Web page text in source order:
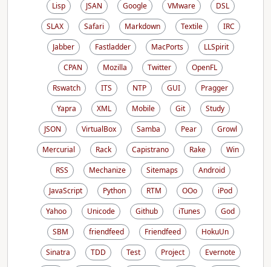
Lisp
JSAN Google VMware
DSL
SLAX
Safari Markdown Textile
IRC
Jabber
Fastladder MacPorts
LLSpirit
CPAN
Mozilla Twitter
OpenFL
Rswatch
ITS NTP GUI
Pragger
Yapra
XML Mobile Git
Study
JSON
VirtualBox Samba Pear
Growl
Mercurial
Rack Capistrano Rake
Win
RSS
Mechanize Sitemaps
Android
JavaScript
Python RTM OOo
iPod
Yahoo
Unicode Github iTunes
God
SBM
friendfeed Friendfeed
HokuUn
Sinatra
TDD Test Project
Evernote